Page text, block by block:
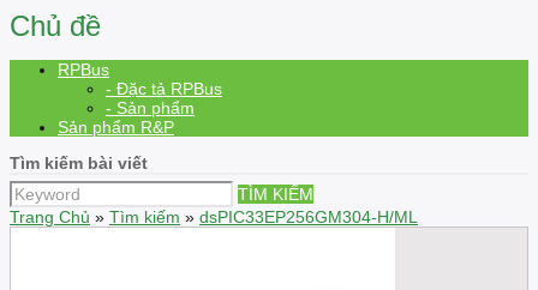
Chủ đề
RPBus
- Đặc tả RPBus
- Sản phẩm
Sản phẩm R&P
Tìm kiếm bài viết
TÌM KIẾM
Trang Chủ » Tìm kiếm » dsPIC33EP256GM304-H/ML